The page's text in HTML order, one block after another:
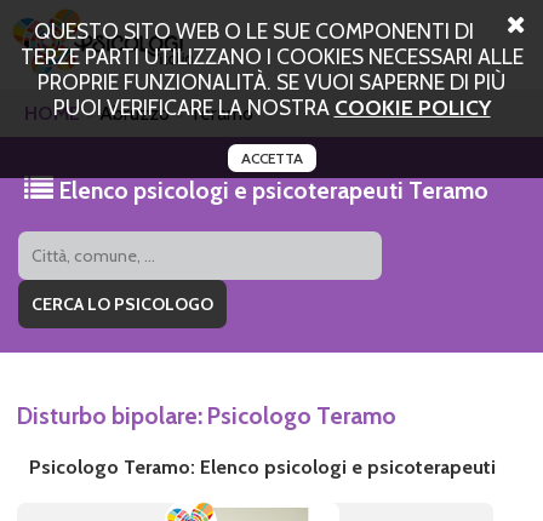
QUESTO SITO WEB O LE SUE COMPONENTI DI
TERZE PARTI UTILIZZANO I COOKIES NECESSARI ALLE
PROPRIE FUNZIONALITÀ. SE VUOI SAPERNE DI PIÙ
PUOI VERIFICARE LA NOSTRA COOKIE POLICY
ACCETTA
HOME Abruzzo Teramo
Elenco psicologi e psicoterapeuti Teramo
Disturbo bipolare: Psicologo Teramo
Psicologo Teramo: Elenco psicologi e psicoterapeuti